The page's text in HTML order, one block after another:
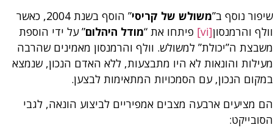
שיפור נוסף ב”משולש של קריסי
” הוסף בשנת 2004, כאשר
וולף והרמנסון[vi] פיתחו את “מודל היהלום” על ידי הוספת
משבצת ה”יכולת” למשולש. וולף והרמנסון מאמינים שהרבה
מעילות והונאות לא היו מתבצעות, ללא האדם הנכון, שנמצא
במקום הנכון, עם הסמכויות המתאימות לבצען.
הם מציעים ארבעה מצבים אמפיריים לביצוע הונאה, לגבי
הסובייקט: